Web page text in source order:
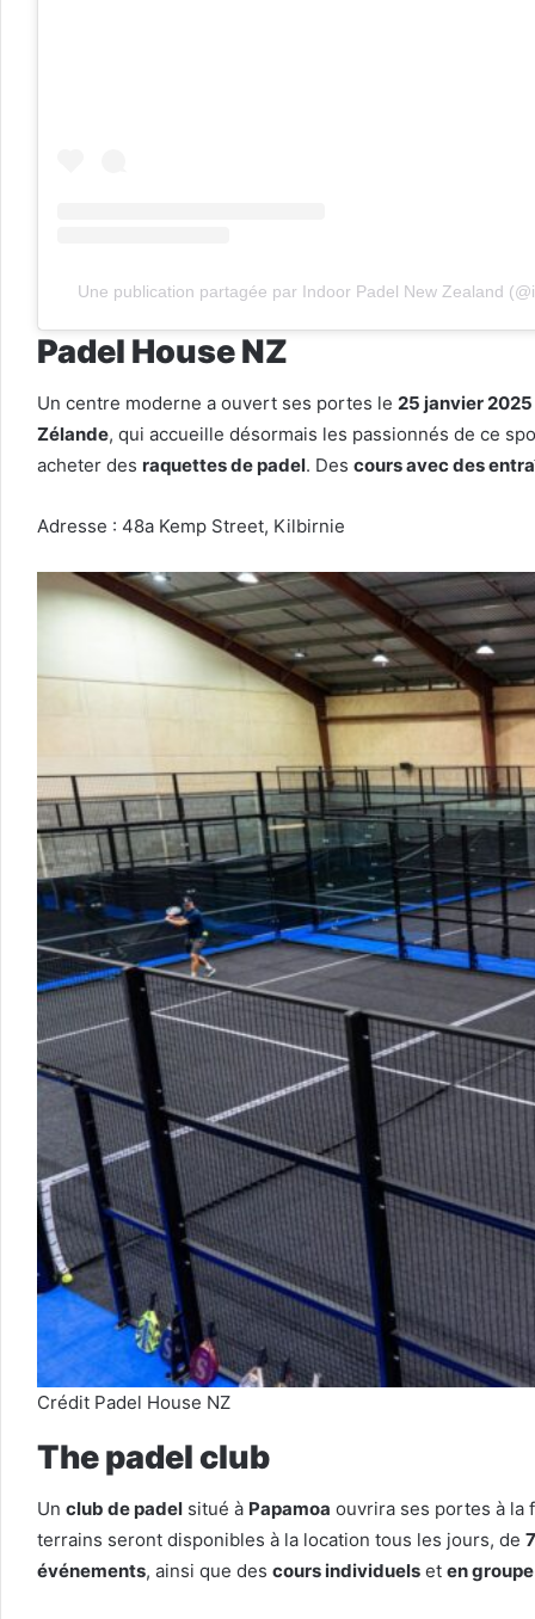
Une publication partagée par Indoor Padel New Zealand
Padel House NZ
Un centre moderne a ouvert ses portes le 25 janvier 2025
Zélande, qui accueille désormais les passionnés de ce
acheter des raquettes de padel. Des cours avec des
Adresse : 48a Kemp Street, Kilbirnie
Crédit Padel House NZ
The padel club
Un club de padel situé à Papamoa ouvrira ses portes à la
terrains seront disponibles à la location tous les jours, de
événements, ainsi que des cours individuels et en groupe